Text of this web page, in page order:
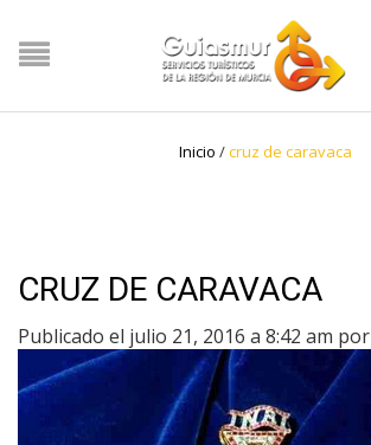
Inicio /cruz de caravaca
CRUZ DE CARAVACA
Publicado el julio 21, 2016 a 8:42 am por